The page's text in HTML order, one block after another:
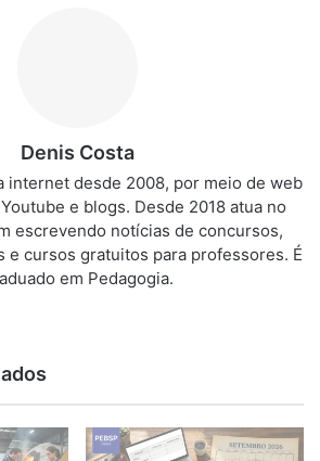
Denis Costa
internet desde 2008, por meio de web
e blogs. Desde 2018 atua no
escrevendo notícias de concursos,
e cursos gratuitos para professores. É
em Pedagogia.